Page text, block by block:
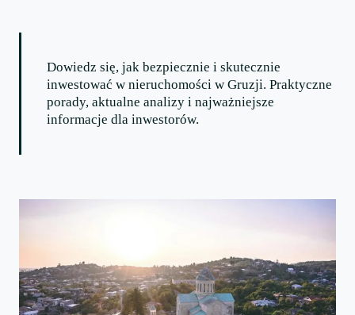
Dowiedz się, jak bezpiecznie i skutecznie
inwestować w nieruchomości w Gruzji. Praktyczne
porady, aktualne analizy i najważniejsze
informacje dla inwestorów.